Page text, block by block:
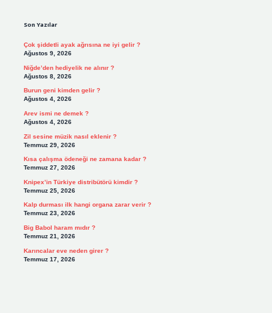
Son Yazılar
Çok şiddetli ayak ağrısına ne iyi gelir ?
Ağustos 9, 2026
Niğde’den hediyelik ne alınır ?
Ağustos 8, 2026
Burun geni kimden gelir ?
Ağustos 4, 2026
Arev ismi ne demek ?
Ağustos 4, 2026
Zil sesine müzik nasıl eklenir ?
Temmuz 29, 2026
Kısa çalışma ödeneği ne zamana kadar ?
Temmuz 27, 2026
Knipex’in Türkiye distribütörü kimdir ?
Temmuz 25, 2026
Kalp durması ilk hangi organa zarar verir ?
Temmuz 23, 2026
Big Babol haram mıdır ?
Temmuz 21, 2026
Karıncalar eve neden girer ?
Temmuz 17, 2026